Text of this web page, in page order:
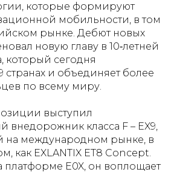
которые формируют
мобильности, в том
рынке. Дебют новых
новую главу в 10‑летней
который сегодня
странах и объединяет более
по всему миру.
выступил
внедорожник класса F – EX9,
на международном рынке, в
как EXLANTIX ET8 Concept.
E0X, он воплощает